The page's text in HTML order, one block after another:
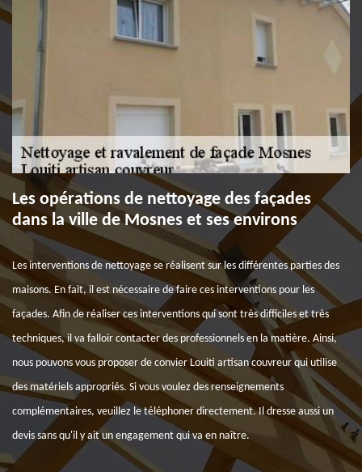
Les opérations de nettoyage des façades
dans la ville de Mosnes et ses environs
Les interventions de nettoyage se réalisent sur les différentes parties des
maisons. En fait, il est nécessaire de faire ces interventions pour les
façades. Afin de réaliser ces interventions qui sont très difficiles et très
techniques, il va falloir contacter des professionnels en la matière. Ainsi,
nous pouvons vous proposer de convier Louiti artisan couvreur qui utilise
des matériels appropriés. Si vous voulez des renseignements
complémentaires, veuillez le téléphoner directement. Il dresse aussi un
devis sans qu'il y ait un engagement qui va en naître.